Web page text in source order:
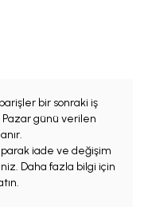
bir sonraki iş
günü verilen
iade ve değişim
Daha fazla bilgi için